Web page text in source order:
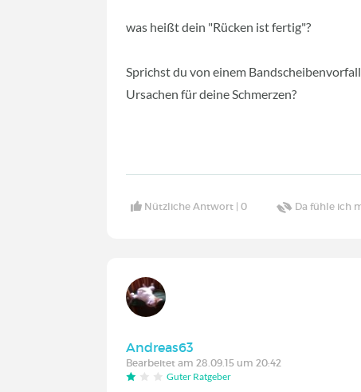
was heißt dein "Rücken ist fertig"?
Sprichst du von einem
Ursachen für deine Schmerzen?
Nützliche Antwort |0 Da fühle ich
Andreas63
Bearbeitet am 28.09.15 um 20:42
Guter Ratgeber